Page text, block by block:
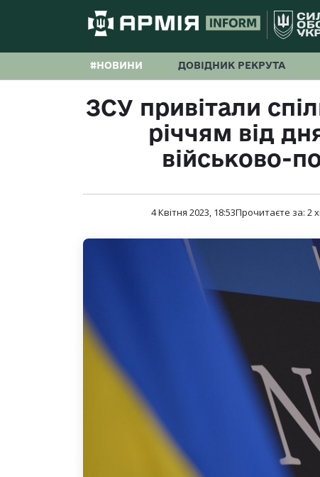
#НОВИНИ ДОВІДНИК РЕКРУТА
ЗСУ привітали
річчям від
військово-
4 Квітня 2023, 18:53Прочитаєте за: 2